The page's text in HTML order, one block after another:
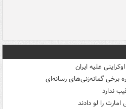
علیه ایران
برخی گمانه‌زنی‌های رسانه‌ای
ندارد
را لو دادند